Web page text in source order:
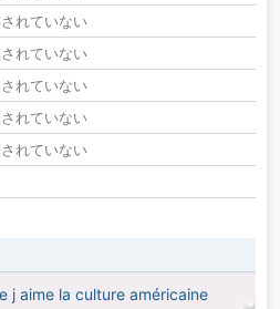
れていない
れていない
れていない
れていない
れていない
j aime la culture américaine